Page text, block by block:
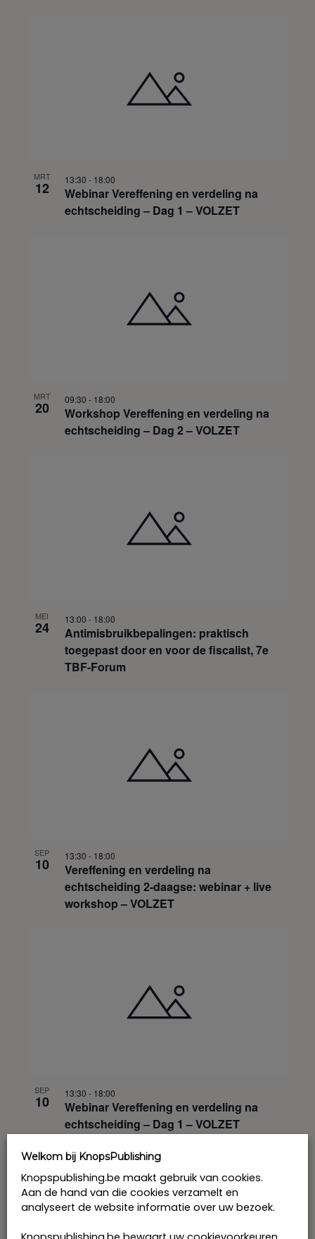
MRT
12
Webinar Vereffening en verdeling na
echtscheiding – Dag 1 – VOLZET
13:30 - 18:00
MRT
20
Workshop Vereffening en verdeling na
echtscheiding – Dag 2 – VOLZET
09:30 - 18:00
MEI
24
Antimisbruikbepalingen: praktisch
toegepast door en voor de fiscalist, 7e
TBF-Forum
13:00 - 18:00
SEP
10
Vereffening en verdeling na
echtscheiding 2-daagse: webinar + live
workshop – VOLZET
13:30 - 18:00
SEP
10
Webinar Vereffening en verdeling na
echtscheiding – Dag 1 – VOLZET
13:30 - 18:00
Welkom bij KnopsPublishing
Knopspublishing.be maakt gebruik van cookies.
Aan de hand van die cookies verzamelt en
analyseert de website informatie over uw bezoek.